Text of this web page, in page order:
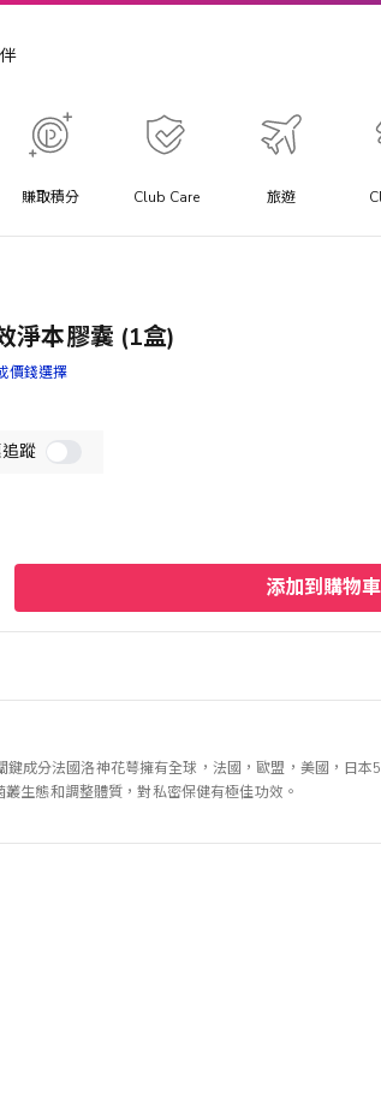
賺取積分 Club Care 旅遊
淨本膠囊 (1盒)
價錢選擇
蹤
添加到購物車
鍵成分法國洛神花萼擁有全球，法國，歐盟，美國，日
生態和調整體質，對私密保健有極佳功效。